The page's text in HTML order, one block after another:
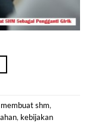
shm,
, kebijakan